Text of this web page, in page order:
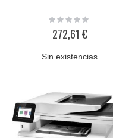
Rating:
272,61 €
Sin existencias